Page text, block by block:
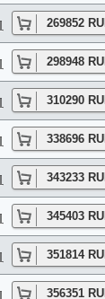
269852
298948
310290
338696
343233
345403
351814
356351